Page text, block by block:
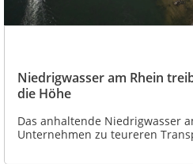
Niedrigwasser am Rhein
die Höhe
Das anhaltende Niedrigwasser
Unternehmen zu teureren